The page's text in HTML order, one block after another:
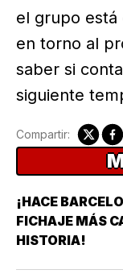
el grupo está
en torno al
saber si
siguiente
Compartir:
¡HACE
FICHAJE MÁS
HISTORIA!